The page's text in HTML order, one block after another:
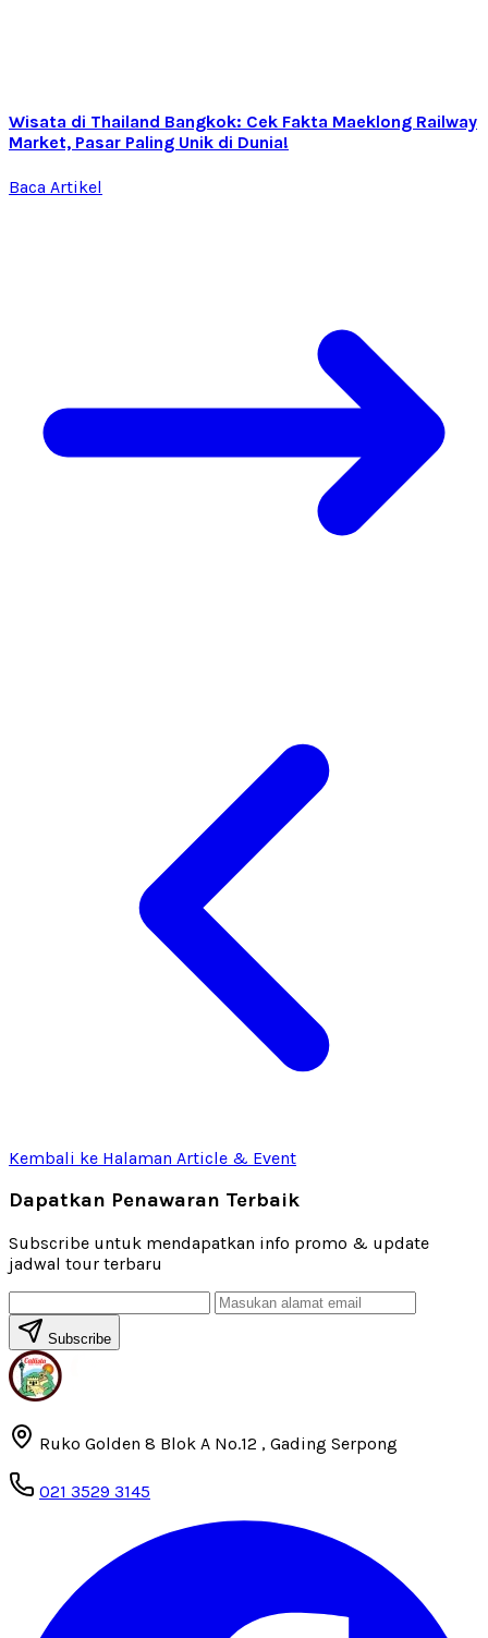
Wisata di Thailand Bangkok: Cek Fakta Maeklong Railway
Market, Pasar Paling Unik di Dunia!
Baca Artikel
Kembali ke Halaman Article & Event
Dapatkan Penawaran Terbaik
Subscribe untuk mendapatkan info promo & update
jadwal tour terbaru
Subscribe
Ruko Golden 8 Blok A No.12 , Gading Serpong
021 3529 3145